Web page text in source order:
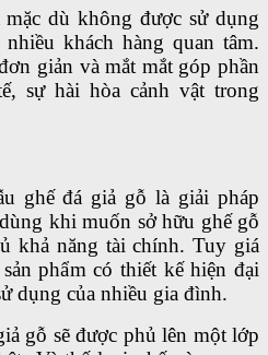
dù không được sử dụng
khách hàng quan tâm.
giản và mắt mắt góp phần
sự hài hòa cảnh vật trong
ghế đá giả gỗ là giải pháp
khi muốn sở hữu ghế gỗ
khả năng tài chính. Tuy giá
phẩm có thiết kế hiện đại
dụng của nhiều gia đình.
gỗ sẽ được phủ lên một lớp